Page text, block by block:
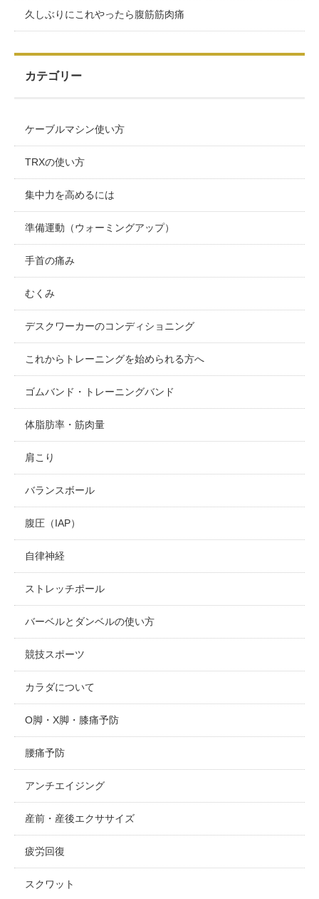
久しぶりにこれやったら腹筋筋肉痛
カテゴリー
ケーブルマシン使い方
TRXの使い方
集中力を高めるには
準備運動（ウォーミングアップ）
手首の痛み
むくみ
デスクワーカーのコンディショニング
これからトレーニングを始められる方へ
ゴムバンド・トレーニングバンド
体脂肪率・筋肉量
肩こり
バランスボール
腹圧（IAP）
自律神経
ストレッチポール
バーベルとダンベルの使い方
競技スポーツ
カラダについて
O脚・X脚・膝痛予防
腰痛予防
アンチエイジング
産前・産後エクササイズ
疲労回復
スクワット